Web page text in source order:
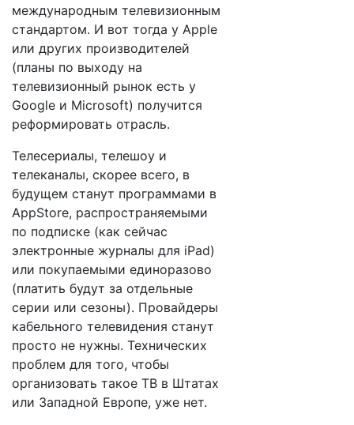
международным телевизионным
стандартом. И вот тогда у Apple
или других производителей
(планы по выходу на
телевизионный рынок есть у
Google и Microsoft) получится
реформировать отрасль.
Телесериалы, телешоу и
телеканалы, скорее всего, в
будущем станут программами в
AppStore, распространяемыми
по подписке (как сейчас
электронные журналы для iPad)
или покупаемыми единоразово
(платить будут за отдельные
серии или сезоны). Провайдеры
кабельного телевидения станут
просто не нужны. Технических
проблем для того, чтобы
организовать такое ТВ в Штатах
или Западной Европе, уже нет.